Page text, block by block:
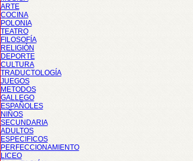
ARTE
COCINA
POLONIA
TEATRO
FILOSOFÍA
RELIGIÓN
DEPORTE
CULTURA
TRADUCTOLOGÍA
JUEGOS
METODOS
GALLEGO
ESPAÑOLES
NIÑOS
SECUNDARIA
ADULTOS
ESPECIFICOS
PERFECCIONAMIENTO
LICEO